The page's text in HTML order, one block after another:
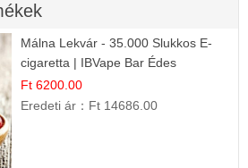
Málna Lekvár - 35.000 Slukkos E-
cigaretta | IBVape Bar Édes
Gyümölcs Íz
Ft 6200.00
Eredeti ár： Ft 14686.00